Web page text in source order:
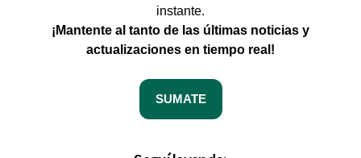
instante.
¡Mantente al tanto de las últimas noticias y
actualizaciones en tiempo real!
SUMATE